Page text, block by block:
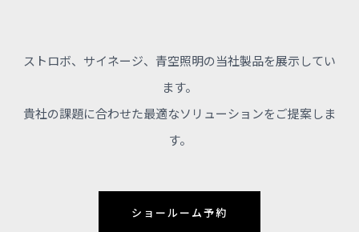
ストロボ、サイネージ、青空照明の当社製品を展示してい
ます。
貴社の課題に合わせた最適なソリューションをご提案しま
す。
ショールーム予約